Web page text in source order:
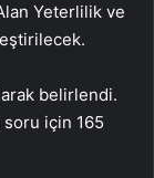
Yeterlilik ve
belirlendi.
için 165